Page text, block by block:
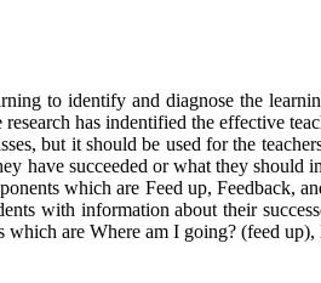
to identify and diagnose the
has indentified the effective
but it should be used for the
have succeeded or what they should
which are Feed up, Feedback,
with information about their
which are Where am I going? (feed